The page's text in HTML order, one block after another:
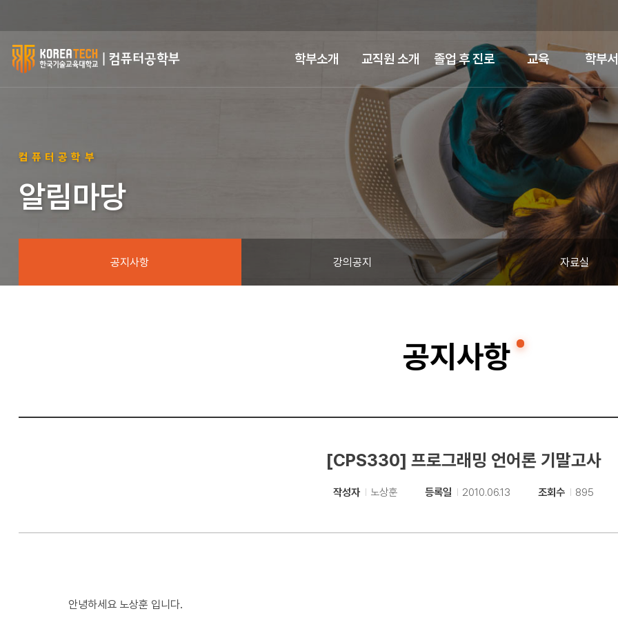
한
육
교
학
학부소개 교직원 소개 졸업 후 진로 교육 학부
컴퓨터공학부
알림마당
공지사항 강의공지 자료실
공지사항
[CPS330] 프로그래밍 언어론 기말고사
작성자 노상훈 등록일 2010.06.13 조회수 895
안녕하세요 노상훈 입니다.